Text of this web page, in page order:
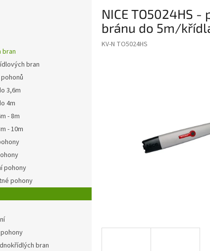
bran
bran
3,6m
4m
- 8m
- 10m
pohony
pohony
pohony
bran
NICE TO5024HS
bránu do 5m/
KV-N TO5024HS